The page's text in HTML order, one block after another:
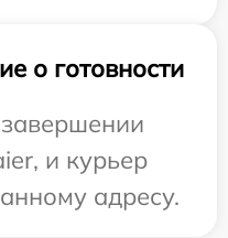
о готовности
и курьер
адресу.